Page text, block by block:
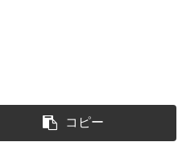
コピー